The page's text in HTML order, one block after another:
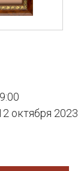
октября 2023